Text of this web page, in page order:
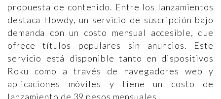
propuesta de contenido. Entre los lanzamientos
destaca Howdy, un servicio de suscripción bajo
demanda con un costo mensual accesible, que
ofrece títulos populares sin anuncios. Este
servicio está disponible tanto en dispositivos
Roku como a través de navegadores web y
aplicaciones móviles y tiene un costo de
lanzamiento de 39 pesos mensuales.